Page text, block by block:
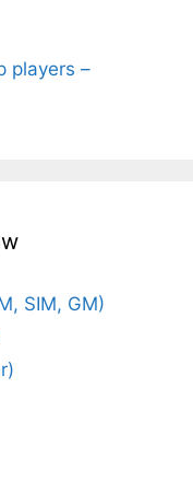
players –
SIM, GM)